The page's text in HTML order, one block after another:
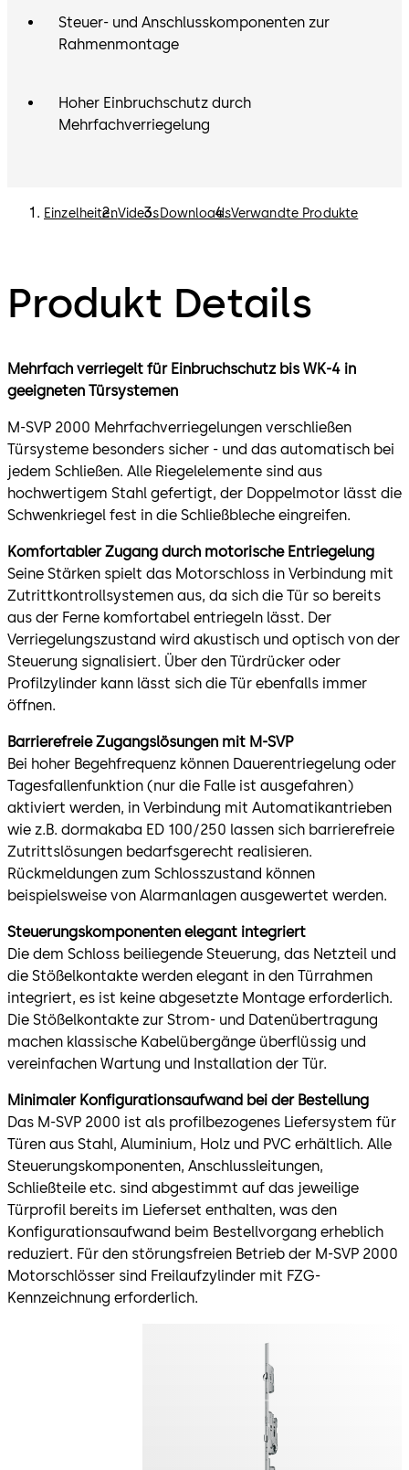
Steuer- und Anschlusskomponenten zur
Rahmenmontage
Hoher Einbruchschutz durch
Mehrfachverriegelung
EinzelheitenVideosDownloadsVerwandte Produkte
Produkt Details
Mehrfach verriegelt für Einbruchschutz bis WK-4 in
geeigneten Türsystemen
M-SVP 2000 Mehrfachverriegelungen verschließen
Türsysteme besonders sicher - und das automatisch bei
jedem Schließen. Alle Riegelelemente sind aus
hochwertigem Stahl gefertigt, der Doppelmotor lässt die
Schwenkriegel fest in die Schließbleche eingreifen.
Komfortabler Zugang durch motorische Entriegelung
Seine Stärken spielt das Motorschloss in Verbindung mit
Zutrittkontrollsystemen aus, da sich die Tür so bereits
aus der Ferne komfortabel entriegeln lässt. Der
Verriegelungszustand wird akustisch und optisch von der
Steuerung signalisiert. Über den Türdrücker oder
Profilzylinder kann lässt sich die Tür ebenfalls immer
öffnen.
Barrierefreie Zugangslösungen mit M-SVP
Bei hoher Begehfrequenz können Dauerentriegelung oder
Tagesfallenfunktion (nur die Falle ist ausgefahren)
aktiviert werden, in Verbindung mit Automatikantrieben
wie z.B. dormakaba ED 100/250 lassen sich barrierefreie
Zutrittslösungen bedarfsgerecht realisieren.
Rückmeldungen zum Schlosszustand können
beispielsweise von Alarmanlagen ausgewertet werden.
Steuerungskomponenten elegant integriert
Die dem Schloss beiliegende Steuerung, das Netzteil und
die Stößelkontakte werden elegant in den Türrahmen
integriert, es ist keine abgesetzte Montage erforderlich.
Die Stößelkontakte zur Strom- und Datenübertragung
machen klassische Kabelübergänge überflüssig und
vereinfachen Wartung und Installation der Tür.
Minimaler Konfigurationsaufwand bei der Bestellung
Das M-SVP 2000 ist als profilbezogenes Liefersystem für
Türen aus Stahl, Aluminium, Holz und PVC erhältlich. Alle
Steuerungskomponenten, Anschlussleitungen,
Schließteile etc. sind abgestimmt auf das jeweilige
Türprofil bereits im Lieferset enthalten, was den
Konfigurationsaufwand beim Bestellvorgang erheblich
reduziert. Für den störungsfreien Betrieb der M-SVP 2000
Motorschlösser sind Freilaufzylinder mit FZG-
Kennzeichnung erforderlich.